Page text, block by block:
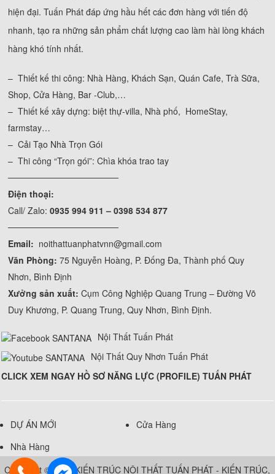
hiện đại. Tuấn Phát đáp ứng hầu hết các đơn hàng với tiến độ
nhanh, tạo ra những sản phẩm chất lượng cao làm hài lòng khách
hàng khó tính nhất.
– Thiết kế thi công: Nhà Hàng, Khách Sạn, Quán Cafe, Trà Sữa,
Shop, Cửa Hàng, Bar -Club,…
– Thiết kế xây dựng: biệt thự-villa, Nhà phố, HomeStay,
farmstay…
– Cải Tạo Nhà Trọn Gói
– Thi công “Trọn gói”: Chìa khóa trao tay
──────────────────
Điện thoại:
Call/ Zalo:0935 994 911 – 0398 534 877
──────────────────
Email: noithattuanphatvnn@gmail.com
Văn Phòng: 75 Nguyễn Hoàng, P. Đống Đa, Thành phố Quy
Nhơn, Bình Định
Xưởng sản xuất: Cụm Công Nghiệp Quang Trung – Đường Võ
Duy Khương, P. Quang Trung, Quy Nhơn, Bình Định.
Nội Thất Tuấn Phát
Nội Thất Quy Nhơn Tuấn Phát
CLICK XEM NGAY HỒ SƠ NĂNG LỰC (PROFILE) TUẤN PHÁT
DỰ ÁN MỚI
Cửa Hàng
Nhà Hàng
Copyright © 2019 KIẾN TRÚC NỘI THẤT TUẤN PHÁT - KIẾN TRÚC,